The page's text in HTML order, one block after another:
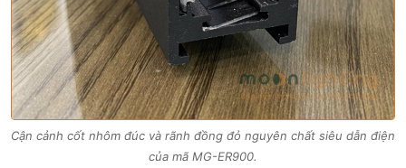
Cận cảnh cốt nhôm đúc và rãnh đồng đỏ nguyên chất siêu dẫn điện
của mã MG-ER900.